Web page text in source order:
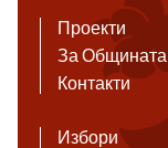
Проекти
За Общината
Контакти
Избори